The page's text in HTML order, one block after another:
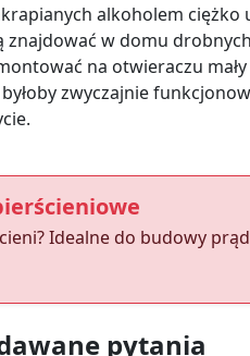
alkoholem
znajdować w domu
na otwieraczu
zwyczajnie
Idealne do budowy
pytania